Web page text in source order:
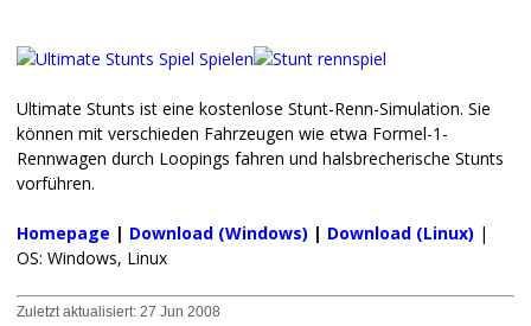
Ultimate Stunts ist eine kostenlose Stunt-Renn-Simulation. Sie
können mit verschieden Fahrzeugen wie etwa Formel-1-
Rennwagen durch Loopings fahren und halsbrecherische Stunts
vorführen.
Homepage | Download (Windows) | Download (Linux) |
OS: Windows, Linux
Zuletzt aktualisiert: 27 Jun 2008